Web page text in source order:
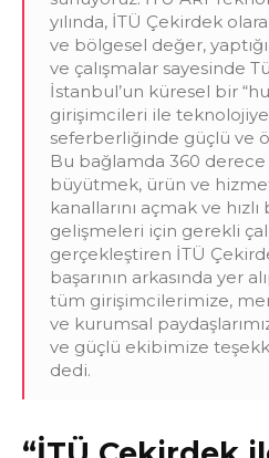
yılında, İTÜ Çekirdek
ve bölgesel değer,
ve çalışmalar sayesinde
İstanbul’un küresel bir
girişimcileri ile teknolojiye
seferberliğinde güçlü ve
Bu bağlamda 360
büyütmek, ürün ve
kanallarını açmak ve
gelişmeleri için gerekli
gerçekleştiren İTÜ
başarının arkasında yer
tüm girişimcilerimize,
ve kurumsal
ve güçlü ekibimize
dedi.